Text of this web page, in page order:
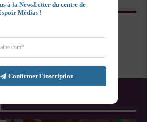
à la NewsLetter du centre de
Médias !
Confirmer l'inscription